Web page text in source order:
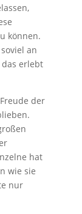
können.
an
erlebt
der
hat
wie sie
nur